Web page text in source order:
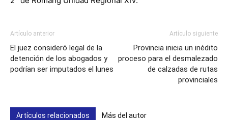
Artículo anterior
El juez consideró legal de la
detención de los abogados y
podrían ser imputados el lunes
Artículo siguiente
Provincia inicia un inédito
proceso para el desmalezado
de calzadas de rutas
provinciales
Artículos relacionados Más del autor